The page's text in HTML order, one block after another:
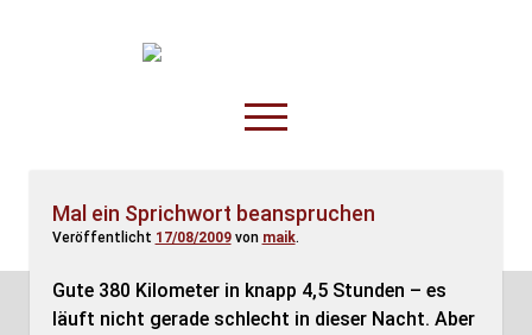
TruckOnline.de
open
menu
Anderswo
Spesenliste
Fahrer
Mal ein Sprichwort beanspruchen
Veröffentlicht 17/08/2009von maik.
Gute 380 Kilometer in knapp 4,5 Stunden – es
läuft nicht gerade schlecht in dieser Nacht. Aber